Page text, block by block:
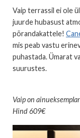
Vaip terrassil ei ole
juurde hubasust
põrandakattele!
mis peab vastu
puhastada. Ümarat
suurustes.
Vaip on
Hind 609€